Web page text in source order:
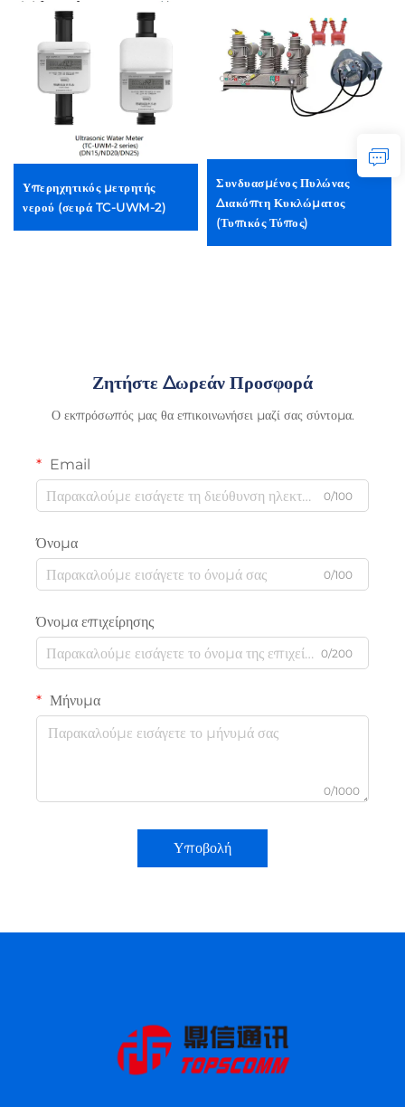
Υπερηχητικός μετρητής
νερού (σειρά TC-UWM-2)
Συνδυασμένος Πυλώνας
Διακόπτη Κυκλώματος
(Τυπικός Τύπος)
Ζητήστε Δωρεάν Προσφορά
Ο εκπρόσωπός μας θα επικοινωνήσει μαζί σας σύντομα.
Email
0/100
Όνομα
0/100
Όνομα επιχείρησης
0/200
Μήνυμα
0/1000
Υποβολή